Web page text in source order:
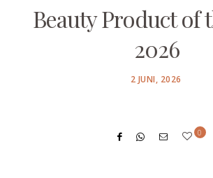
Beauty Product of
2026
POSTED
2 JUNI, 2026
0